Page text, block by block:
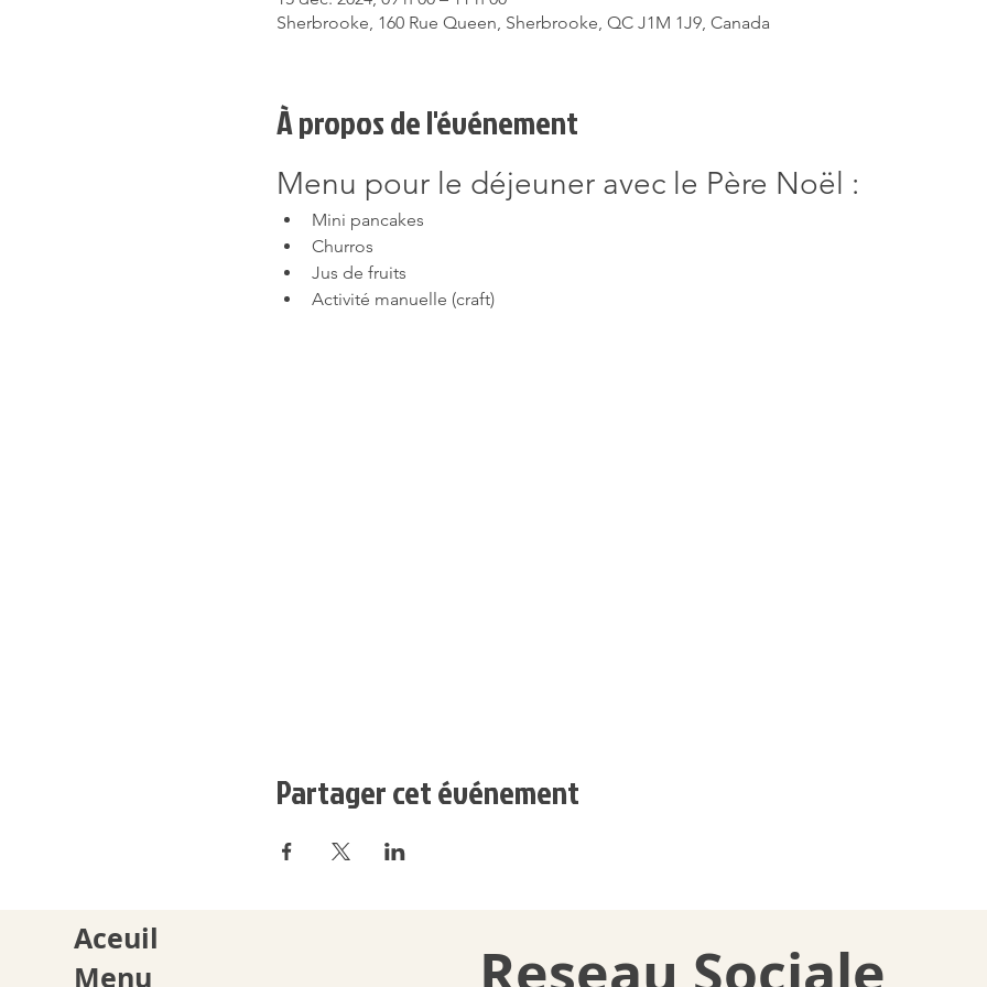
Sherbrooke, 160 Rue Queen, Sherbrooke, QC J1M 1J9, Canada
À propos de l'événement
Menu pour le déjeuner avec le Père Noël :
Mini pancakes
Churros
Jus de fruits
Activité manuelle (craft)
Partager cet événement
Aceuil
Menu